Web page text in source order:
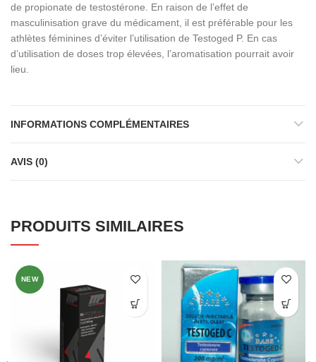
de propionate de testostérone. En raison de l’effet de
masculinisation grave du médicament, il est préférable pour les
athlètes féminines d’éviter l’utilisation de Testoged P. En cas
d’utilisation de doses trop élevées, l’aromatisation pourrait avoir
lieu.
INFORMATIONS COMPLÉMENTAIRES
AVIS (0)
PRODUITS SIMILAIRES
NEW